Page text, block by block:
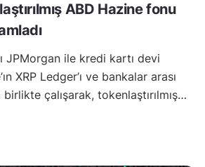
ABD Hazine fonu
JPMorgan ile kredi kartı devi
XRP Ledger’ı ve bankalar arası
çalışarak, tokenlaştırılmış…